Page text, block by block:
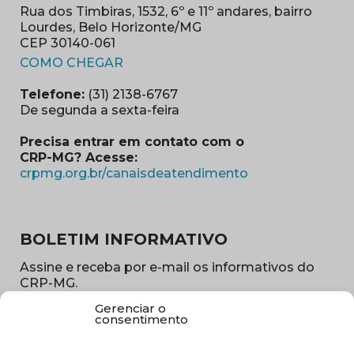
Gerenciar o
consentimento
Rua dos Timbiras, 1532, 6º e 11º andares, bairro
Lourdes, Belo Horizonte/MG
CEP 30140-061
COMO CHEGAR
Telefone: (31) 2138-6767
De segunda a sexta-feira
Precisa entrar em contato com o
CRP-MG? Acesse:
crpmg.org.br/canaisdeatendimento
BOLETIM INFORMATIVO
Assine e receba por e-mail os informativos do
CRP-MG.